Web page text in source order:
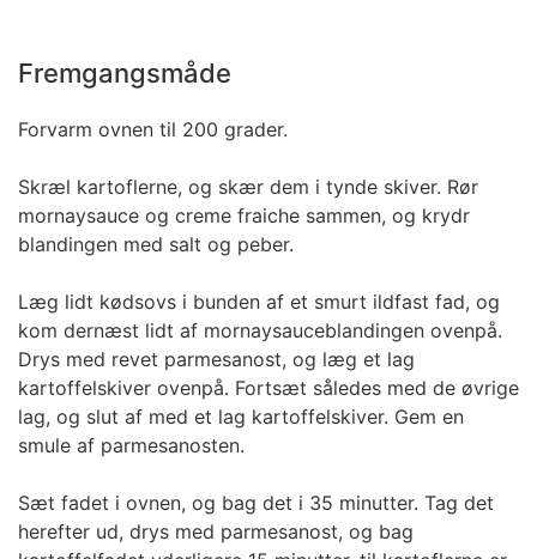
Fremgangsmåde
Forvarm ovnen til 200 grader.
Skræl kartoflerne, og skær dem i tynde skiver. Rør
mornaysauce og creme fraiche sammen, og krydr
blandingen med salt og peber.
Læg lidt kødsovs i bunden af et smurt ildfast fad, og
kom dernæst lidt af mornaysauceblandingen ovenpå.
Drys med revet parmesanost, og læg et lag
kartoffelskiver ovenpå. Fortsæt således med de øvrige
lag, og slut af med et lag kartoffelskiver. Gem en
smule af parmesanosten.
Sæt fadet i ovnen, og bag det i 35 minutter. Tag det
herefter ud, drys med parmesanost, og bag